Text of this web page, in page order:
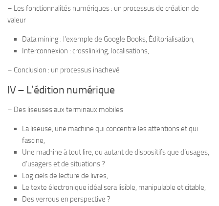
– Les fonc­tion­na­li­tés numé­riques : un pro­ces­sus de créa­tion de
valeur
Data mining : l’exemple de Google Books, Éditorialisation,
Inter­con­nexion : cross­lin­king, localisations,
– Conclu­sion : un pro­ces­sus inachevé
IV – L’édition numé­rique
– Des liseuses aux ter­mi­naux mobiles
La liseuse, une machine qui concentre les atten­tions et qui
fascine,
Une machine à tout lire, ou autant de dis­po­si­tifs que d’usages,
d’usagers et de situations ?
Logi­ciels de lec­ture de livres,
Le texte élec­tro­nique idéal sera lisible, mani­pu­lable et citable,
Des ver­rous en perspective ?